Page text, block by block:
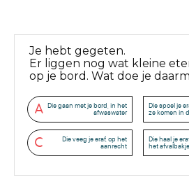
Je hebt gegeten.
Er liggen nog wat kleine
op je bord. Wat doe je
A Die gaan met je bord, in het
afwaswater
Die spoel je
ze komen in
C
Die veeg je eraf, op het
aanrecht
Die haal je
het